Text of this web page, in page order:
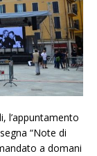
l’appuntamento
“Note di
a domani